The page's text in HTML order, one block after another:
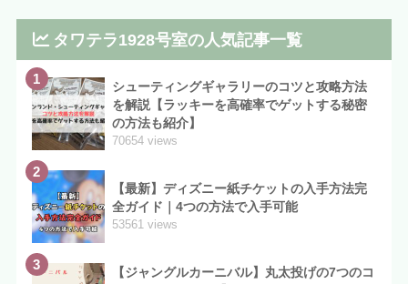
タワテラ1928号室の人気記事一覧
1
シューティングギャラリーのコツと攻略方法
を解説【ラッキーを高確率でゲットする秘密
の方法も紹介】
70654 views
2
【最新】ディズニー紙チケットの入手方法完
全ガイド｜4つの方法で入手可能
53561 views
3
【ジャングルカーニバル】丸太投げの7つのコ